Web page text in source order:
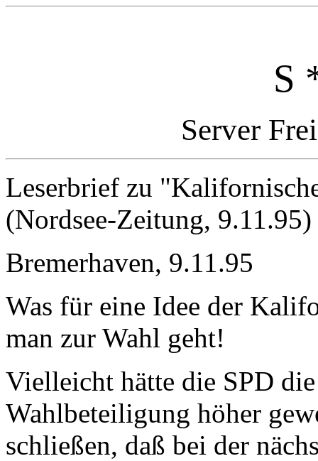
S
Server
Leserbrief zu
(Nordsee-Zeitung, 9.11.95)
Bremerhaven, 9.11.95
Was für eine Idee der
man zur Wahl geht!
Vielleicht hätte die SPD
Wahlbeteiligung höher
schließen, daß bei der